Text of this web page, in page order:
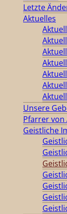
Letzte
Aktuelles
Unsere
Pfarrer von
Geistliche